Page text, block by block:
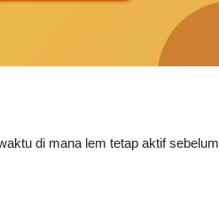
di mana lem tetap aktif sebelum